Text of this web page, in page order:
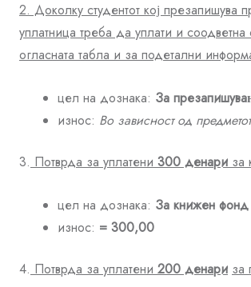
2. Доколку студентот кој
уплатница треба да уплати и
огласната табла и за подетални
цел на дознака: За
износ: Во зависност од
3. Потврда за уплатени 300 денари за
цел на дознака: За книжен
износ: = 300,00
4. Потврда за уплатени 200 денари за